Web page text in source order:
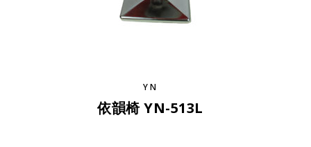
YN
依韻椅 YN-513L